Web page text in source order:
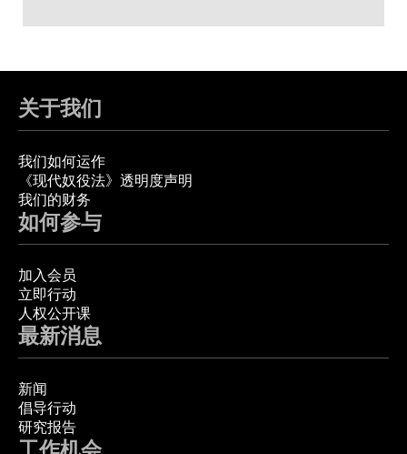
关于我们
我们如何运作
《现代奴役法》透明度声明
我们的财务
如何参与
加入会员
立即行动
人权公开课
最新消息
新闻
倡导行动
研究报告
工作机会